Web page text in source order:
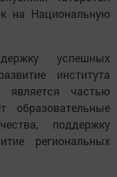
на Национальную
успешных
института
является частью
образовательные
поддержку
региональных